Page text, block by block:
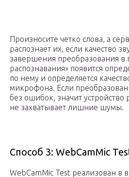
Произносите четко слова, а
распознает их, если качество
завершения преобразования в
распознавания» появится
по нему и определяется
микрофона. Если
без ошибок, значит устройство
не захватывает лишние шумы.
Способ 3: WebCamMic
WebCamMic Test реализован в